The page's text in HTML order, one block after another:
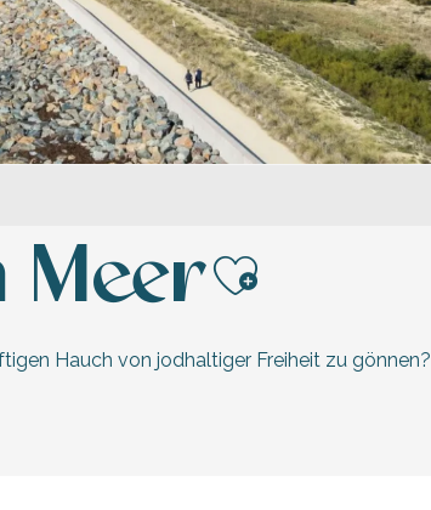
Meer
Hauch von jodhaltiger Freiheit zu gönnen?